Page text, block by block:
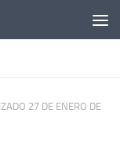
27 DE ENERO DE